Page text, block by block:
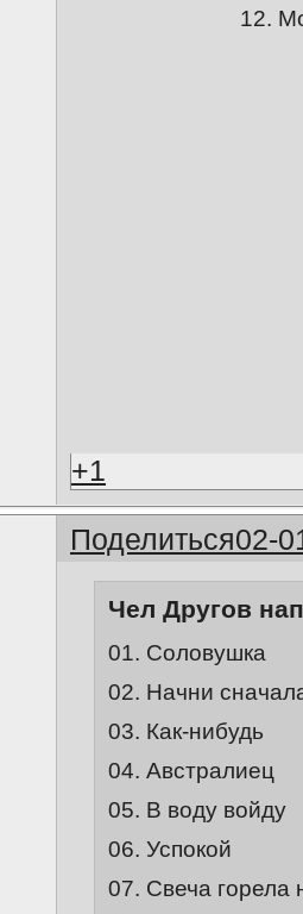
12.
+1
Поделиться02-
Чел Другов
01. Соловушка
02. Начни
03. Как-нибудь
04. Австралиец
05. В воду войду
06. Успокой
07. Свеча горела